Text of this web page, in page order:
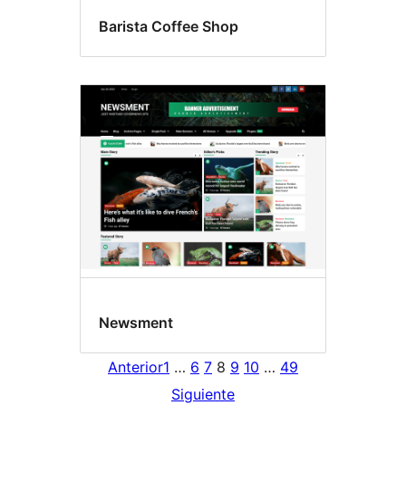
Barista Coffee Shop
Newsment
Anterior1 … 6 7 8 9 10 … 49
Siguiente